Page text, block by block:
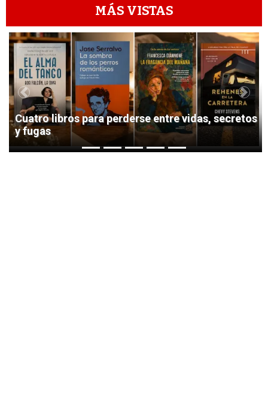
MÁS VISTAS
1
Cuatro libros para perderse entre vidas, secretos
y fugas
Previous Next